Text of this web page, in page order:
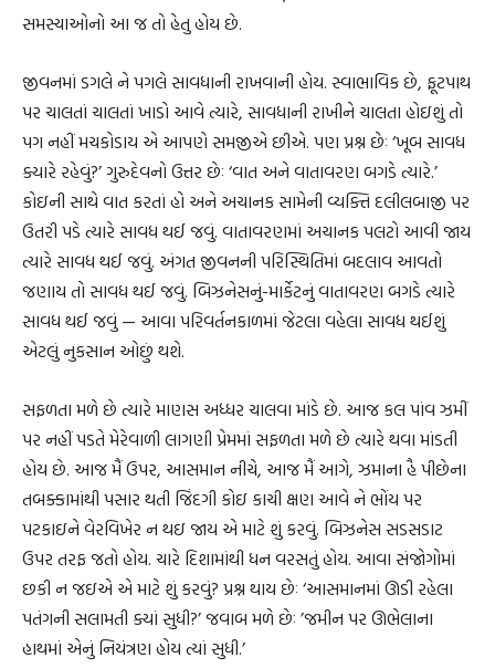
સમસ્યાઓનો આ જ તો હેતુ હોય છે.
જીવનમાં ડગલે ને પગલે સાવધાની રાખવાની હોય. સ્વાભાવિક છે, ફૂટપાથ
પર ચાલતાં ચાલતાં ખાડો આવે ત્યારે, સાવધાની રાખીને ચાલતા હોઇશું તો
પગ નહીં મચકોડાય એ આપણે સમજીએ છીએ. પણ પ્રશ્ન છેઃ ‘ખૂબ સાવધ
ક્યારે રહેવું?’ ગુરુદેવનો ઉત્તર છેઃ ‘વાત અને વાતાવરણ બગડે ત્યારે.’
કોઇની સાથે વાત કરતાં હો અને અચાનક સામેની વ્યક્તિ દલીલબાજી પર
ઉતરી પડે ત્યારે સાવધ થઈ જવું. વાતાવરણમાં અચાનક પલટો આવી જાય
ત્યારે સાવધ થઈ જવું. અંગત જીવનની પરિસ્થિતિમાં બદલાવ આવતો
જણાય તો સાવધ થઈ જવું. બિઝનેસનું-માર્કેટનું વાતાવરણ બગડે ત્યારે
સાવધ થઈ જવું — આવા પરિવર્તનકાળમાં જેટલા વહેલા સાવધ થઈશું
એટલું નુકસાન ઓછું થશે.
સફળતા મળે છે ત્યારે માણસ અધ્ધર ચાલવા માંડે છે. આજ કલ પાંવ ઝમીં
પર નહીં પડતે મેરેવાળી લાગણી પ્રેમમાં સફળતા મળે છે ત્યારે થવા માંડતી
હોય છે. આજ મૈં ઉપર, આસમાન નીચે, આજ મૈં આગે, ઝમાના હૈ પીછેના
તબક્કામાંથી પસાર થતી જિંદગી કોઇ કાચી ક્ષણ આવે ને ભોંય પર
પટકાઇને વેરવિખેર ન થઇ જાય એ માટે શું કરવું. બિઝનેસ સડસડાટ
ઉપર તરફ જતો હોય. ચારે દિશામાંથી ધન વરસતું હોય. આવા સંજોગોમાં
છકી ન જઇએ એ માટે શું કરવું? પ્રશ્ન થાય છેઃ ‘આસમાનમાં ઊડી રહેલા
પતંગની સલામતી ક્યાં સુધી?’ જવાબ મળે છેઃ ’જમીન પર ઊભેલાના
હાથમાં એનું નિયંત્રણ હોય ત્યાં સુધી.’